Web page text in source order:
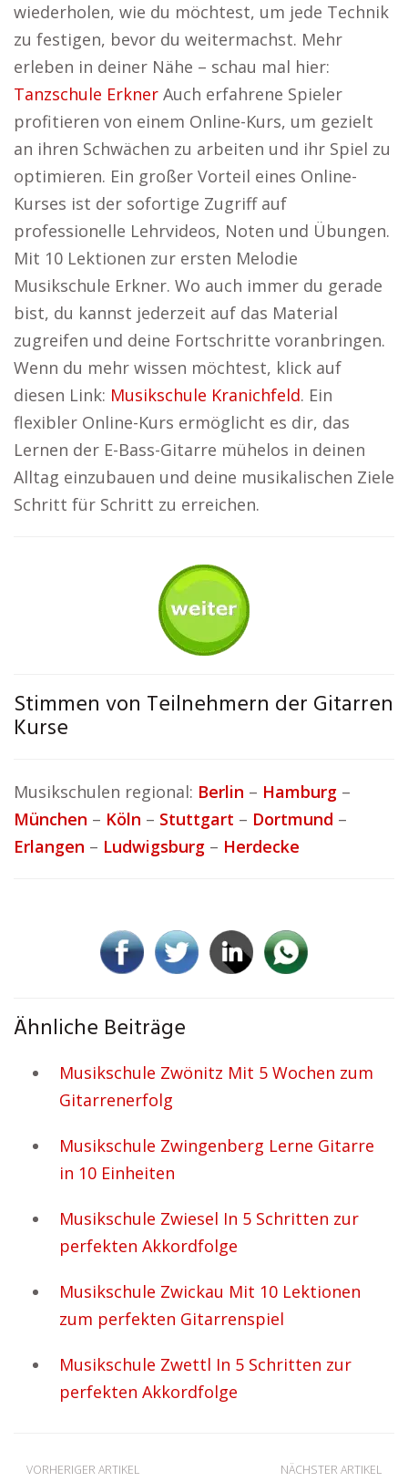
wiederholen, wie du möchtest, um jede Technik
zu festigen, bevor du weitermachst. Mehr
erleben in deiner Nähe – schau mal hier:
Tanzschule Erkner Auch erfahrene Spieler
profitieren von einem Online-Kurs, um gezielt
an ihren Schwächen zu arbeiten und ihr Spiel zu
optimieren. Ein großer Vorteil eines Online-
Kurses ist der sofortige Zugriff auf
professionelle Lehrvideos, Noten und Übungen.
Mit 10 Lektionen zur ersten Melodie
Musikschule Erkner. Wo auch immer du gerade
bist, du kannst jederzeit auf das Material
zugreifen und deine Fortschritte voranbringen.
Wenn du mehr wissen möchtest, klick auf
diesen Link: Musikschule Kranichfeld. Ein
flexibler Online-Kurs ermöglicht es dir, das
Lernen der E-Bass-Gitarre mühelos in deinen
Alltag einzubauen und deine musikalischen Ziele
Schritt für Schritt zu erreichen.
Stimmen von Teilnehmern der Gitarren
Kurse
Musikschulen regional: Berlin – Hamburg –
München – Köln – Stuttgart – Dortmund –
Erlangen – Ludwigsburg – Herdecke
Ähnliche Beiträge
Musikschule Zwönitz Mit 5 Wochen zum
Gitarrenerfolg
Musikschule Zwingenberg Lerne Gitarre
in 10 Einheiten
Musikschule Zwiesel In 5 Schritten zur
perfekten Akkordfolge
Musikschule Zwickau Mit 10 Lektionen
zum perfekten Gitarrenspiel
Musikschule Zwettl In 5 Schritten zur
perfekten Akkordfolge
VORHERIGER ARTIKEL NÄCHSTER ARTIKEL